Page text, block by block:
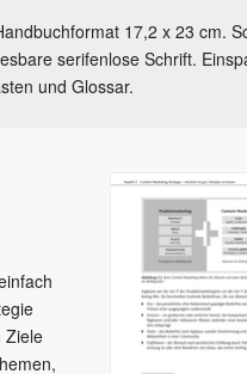
17,2 x 23 cm.
serifenlose Schrift.
und Glossar.
Ziele